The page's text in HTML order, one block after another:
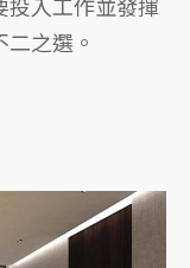
投入工作並發揮
之選。